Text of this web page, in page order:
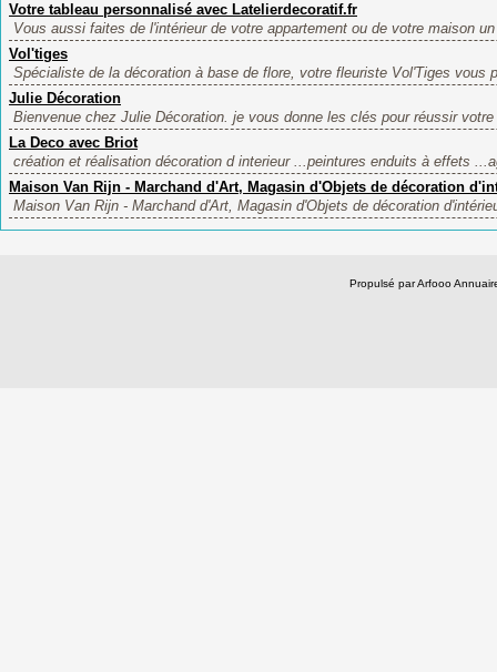
Votre tableau personnalisé avec Latelierdecoratif.fr
Vous aussi faites de l'intérieur de votre appartement ou de votre maison
Vol'tiges
Spécialiste de la décoration à base de flore, votre fleuriste Vol'Tiges vous
Julie Décoration
Bienvenue chez Julie Décoration. je vous donne les clés pour réussir
La Deco avec Briot
création et réalisation décoration d interieur ...peintures enduits à effets
Maison Van Rijn - Marchand d'Art, Magasin d'Objets de décoration
Maison Van Rijn - Marchand d'Art, Magasin d'Objets de décoration
Propulsé par Arfooo